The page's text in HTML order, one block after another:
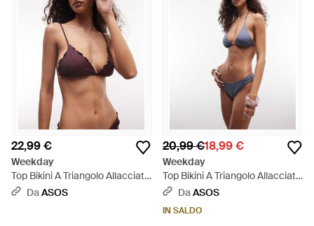
22,99 €
Weekday
Top Bikini A Triangolo Allacciato
Sul Davanti Con Volant Color
DaASOS
20,99 €18,99 €
Weekday
Top Bikini A Triangolo Allacciato
Mix & Match Polvere -
DaASOS
IN SALDO